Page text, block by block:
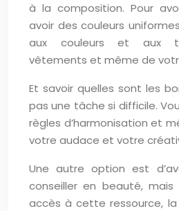
à la composition. Pour
avoir des couleurs
aux couleurs et aux
vêtements et même de
Et savoir quelles sont les
pas une tâche si difficile.
règles d’harmonisation et
votre audace et votre
Une autre option est
conseiller en beauté, mais
accès à cette ressource,